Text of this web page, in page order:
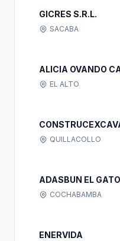
GICRES S.R.L.
SACABA
ALICIA OVANDO
EL ALTO
QUILLACOLLO
ADASBUN EL
COCHABAMBA
ENERVIDA